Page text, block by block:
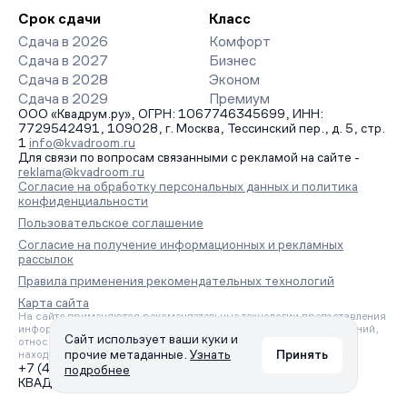
Срок сдачи
Сдача в 2026
Сдача в 2027
Сдача в 2028
Сдача в 2029
Класс
Комфорт
Бизнес
Эконом
Премиум
ООО «Квадрум.ру», ОГРН: 1067746345699, ИНН:
7729542491, 109028, г. Москва, Тессинский пер., д. 5, стр.
1 info@kvadroom.ru
Для связи по вопросам связанными с рекламой на сайте -
reklama@kvadroom.ru
Согласие на обработку персональных данных и политика
конфиденциальности
Пользовательское соглашение
Согласие на получение информационных и рекламных
рассылок
Правила применения рекомендательных технологий
Карта сайта
На сайте применяются рекомендательные технологии предоставления
информации на основе сбора, систематизации и анализа сведений,
относящихся к предпочтениям пользователей сети «Интернет»,
находящихся на территории Российской Федерации.
+7 (495) 157-88-80
КВАДРУМ © 2006 – 2026. Все права защищены.
Сайт использует ваши куки и
прочие метаданные. Узнать
подробнее
Принять